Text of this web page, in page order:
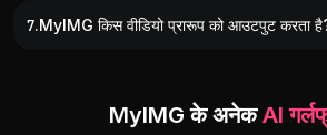
7.MyIMG किस वीडियो प्रारूप को आउटपुट करता
MyIMG के अनेकAI